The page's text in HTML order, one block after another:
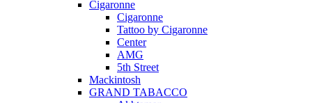
Cigaronne
Cigaronne
Tattoo by Cigaronne
Center
AMG
5th Street
Mackintosh
GRAND TABACCO